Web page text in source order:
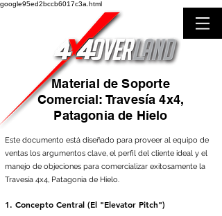
google95ed2bccb6017c3a.html
Material de Soporte
Comercial: Travesía 4x4,
Patagonia de Hielo
Este documento está diseñado para proveer al equipo de
ventas los argumentos clave, el perfil del cliente ideal y el
manejo de objeciones para comercializar exitosamente la
Travesía 4x4, Patagonia de Hielo.
1. Concepto Central (El "Elevator Pitch")